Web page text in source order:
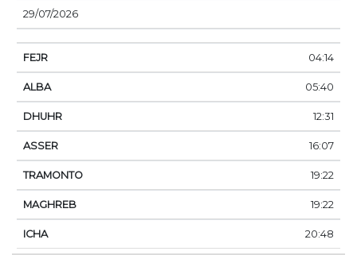
29/07/2026
04:14
05:40
12:31
16:07
19:22
19:22
20:48